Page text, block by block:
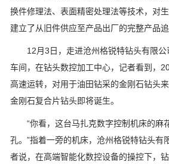
换件修理法、表面精密处理法等技术，对
建立了从旧件供应至产品出厂的完整产品追
12月3日，走进沧州格锐特钻头有限公
车间，在钻头数控加工中心，记者看到，
高速运转，对用于油田钻采的金刚石钻头
金刚石复合片钻头即将诞生。
“你看，这台马扎克数字控制机床的麻
孔。”指着一旁的机床，沧州格锐特钻头有
者说，在高端智能化数控设备的操控下，